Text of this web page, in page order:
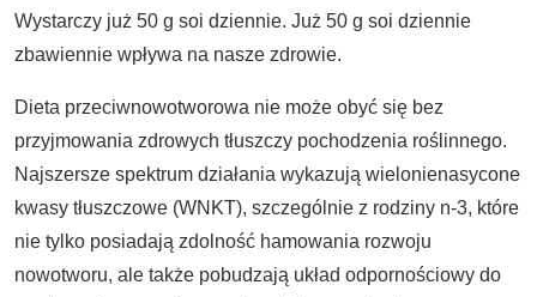
Wystarczy już 50 g soi dziennie. Już 50 g soi dziennie
zbawiennie wpływa na nasze zdrowie.
Dieta przeciwnowotworowa nie może obyć się bez
przyjmowania zdrowych tłuszczy pochodzenia roślinnego.
Najszersze spektrum działania wykazują wielonienasycone
kwasy tłuszczowe (WNKT), szczególnie z rodziny n-3, które
nie tylko posiadają zdolność hamowania rozwoju
nowotworu, ale także pobudzają układ odpornościowy do